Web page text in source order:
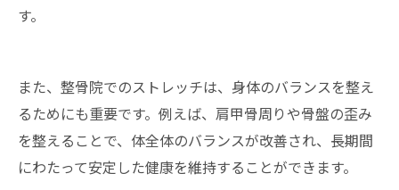
す。
また、整骨院でのストレッチは、身体のバランスを整え
るためにも重要です。例えば、肩甲骨周りや骨盤の歪み
を整えることで、体全体のバランスが改善され、長期間
にわたって安定した健康を維持することができます。